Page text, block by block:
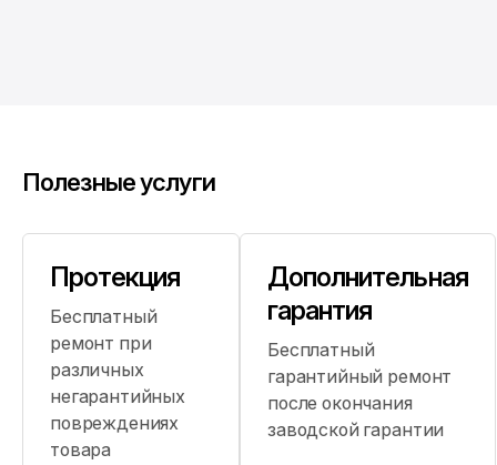
Полезные услуги
Протекция
Бесплатный
ремонт при
различных
негарантийных
повреждениях
товара
Дополнительная
гарантия
Бесплатный
гарантийный ремонт
после окончания
заводской гарантии